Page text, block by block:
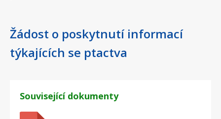
Žádost o poskytnutí informací
týkajících se ptactva
Související dokumenty